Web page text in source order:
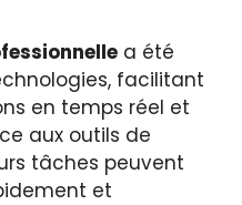
a été
facilitant
en temps réel et
aux outils de
tâches peuvent
et